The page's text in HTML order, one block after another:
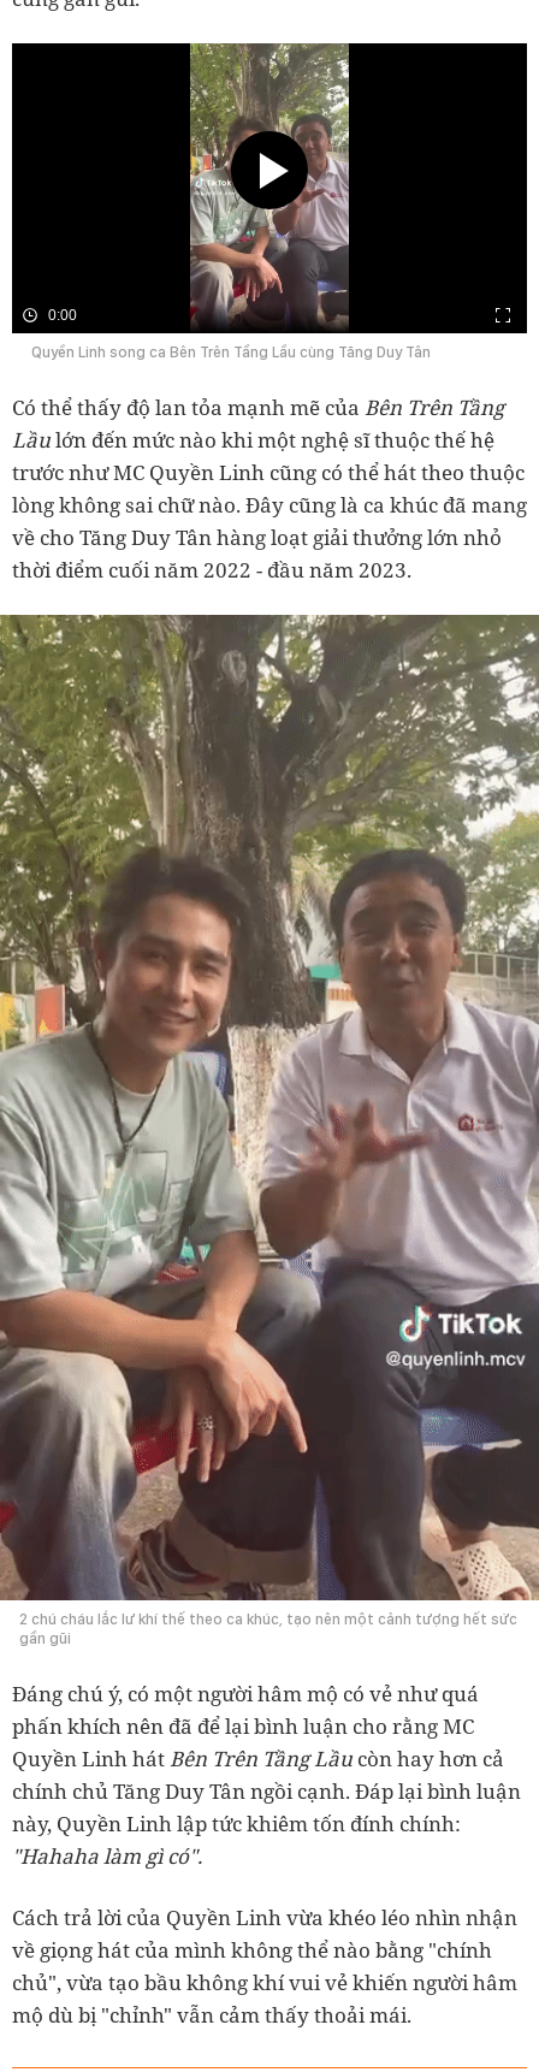
0:00
Quyền Linh song ca Bên Trên Tầng Lầu cùng Tăng Duy Tân
Có thể thấy độ lan tỏa mạnh mẽ của Bên Trên Tầng
Lầulớn đến mức nào khi một nghệ sĩ thuộc thế hệ
trước như MC Quyền Linh cũng có thể hát theo thuộc
lòng không sai chữ nào. Đây cũng là ca khúc đã mang
về cho Tăng Duy Tân hàng loạt giải thưởng lớn nhỏ
thời điểm cuối năm 2022 - đầu năm 2023.
2 chú cháu lắc lư khí thế theo ca khúc, tạo nên một cảnh tượng hết sức
gần gũi
Đáng chú ý, có một người hâm mộ có vẻ như quá
phấn khích nên đã để lại bình luận cho rằng MC
Quyền Linh hát Bên Trên Tầng Lầu còn hay hơn cả
chính chủ Tăng Duy Tân ngồi cạnh. Đáp lại bình luận
này, Quyền Linh lập tức khiêm tốn đính chính:
"Hahaha làm gì có".
Cách trả lời của Quyền Linh vừa khéo léo nhìn nhận
về giọng hát của mình không thể nào bằng "chính
chủ", vừa tạo bầu không khí vui vẻ khiến người hâm
mộ dù bị "chỉnh" vẫn cảm thấy thoải mái.